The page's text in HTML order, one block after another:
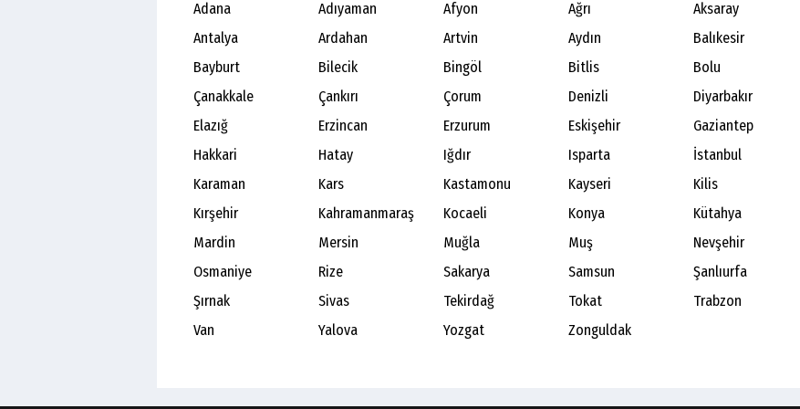
Adana Adıyaman Afyon Ağrı Aksaray
Antalya
Ardahan Artvin Aydın Balıkesir
Bayburt
Bilecik Bingöl Bitlis Bolu
Çanakkale
Çankırı Çorum Denizli Diyarbakır
Elazığ
Erzincan Erzurum Eskişehir Gaziantep
Hakkari
Hatay Iğdır Isparta İstanbul
Karaman
Kars Kastamonu Kayseri Kilis
Kırşehir
Kahramanmaraş Kocaeli Konya Kütahya
Mardin
Mersin Muğla Muş Nevşehir
Osmaniye
Rize Sakarya Samsun Şanlıurfa
Şırnak
Sivas Tekirdağ Tokat Trabzon
Van
Yalova Yozgat Zonguldak